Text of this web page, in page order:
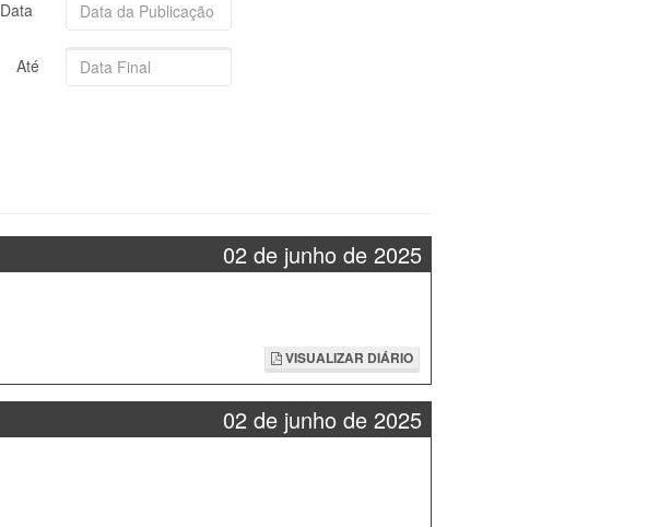
Data
Até
02 de junho de 2025
VISUALIZAR DIÁRIO
02 de junho de 2025